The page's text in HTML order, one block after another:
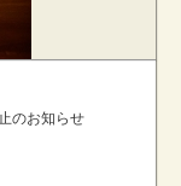
のお知らせ